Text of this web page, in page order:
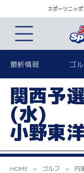
スポーツニッ
最新情報 ゴ
関西予
(水)
小野東
HOME ゴルフ 内